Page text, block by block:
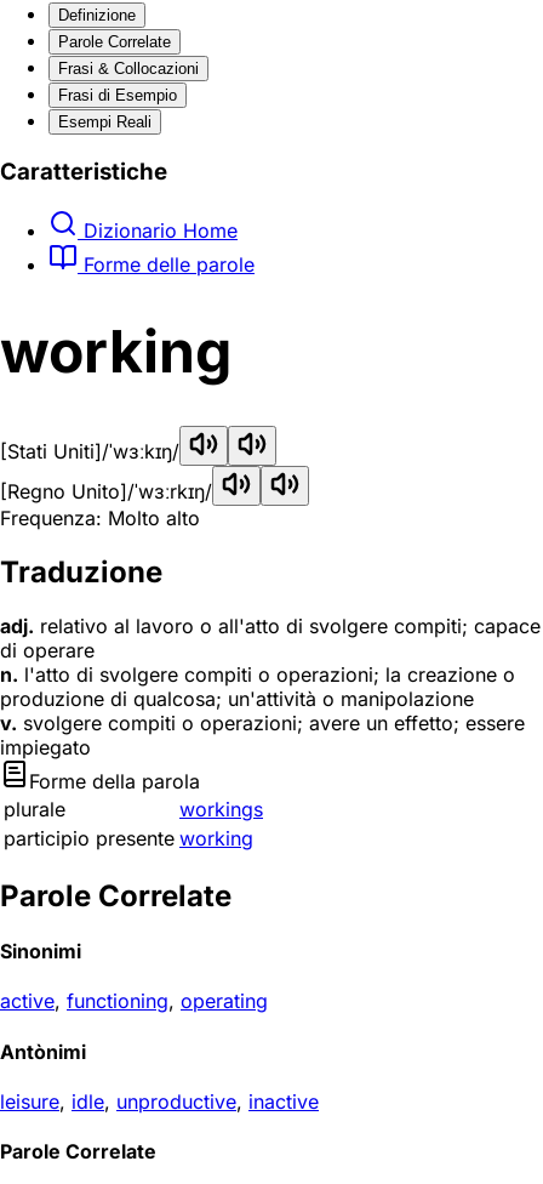
Definizione
Parole Correlate
Frasi & Collocazioni
Frasi di Esempio
Esempi Reali
Caratteristiche
Dizionario Home
Forme delle parole
working
[Stati Uniti]/ˈwɜːkɪŋ/
[Regno Unito]/ˈwɜːrkɪŋ/
Frequenza: Molto alto
Traduzione
adj. relativo al lavoro o all'atto di svolgere compiti; capace
di operare
n. l'atto di svolgere compiti o operazioni; la creazione o
produzione di qualcosa; un'attività o manipolazione
v. svolgere compiti o operazioni; avere un effetto; essere
impiegato
Forme della parola
plurale
workings
participio presente working
Parole Correlate
Sinonimi
active, functioning, operating
Antònimi
leisure, idle, unproductive, inactive
Parole Correlate